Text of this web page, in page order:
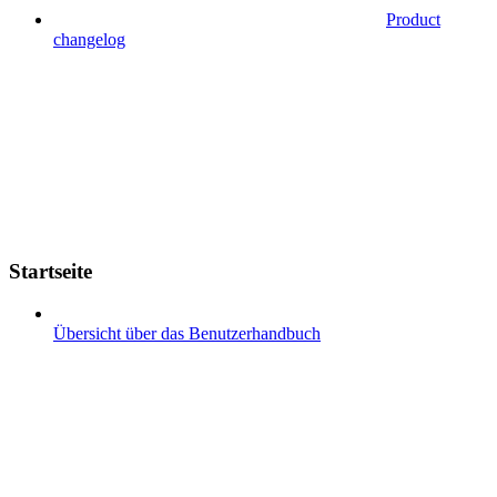
Product
changelog
Startseite
Übersicht über das Benutzerhandbuch